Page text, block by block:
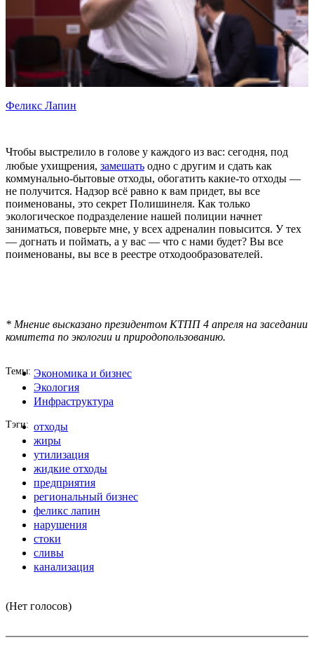
Феликс Лапин
Чтобы выстрелило в голове у каждого из вас: сегодня, под
любые ухищрения, замешать одно с другим и сдать как
коммунально-бытовые отходы, обогатить какие-то отходы —
не получится. Надзор всё равно к вам придет, вы все
поименованы, это секрет Полишинеля. Как только
экологическое подразделение нашей полиции начнет
заниматься, поверьте мне, у всех адреналин повысится. У тех
— догнать и поймать, а у вас — что с нами будет? Вы все
поименованы, вы все в реестре отходообразователей.
* Мнение высказано президентом КТПП 4 апреля на заседании
комитета по экологии и природопользованию.
Темы Экономика и бизнес
Экология
Инфраструктура
Тэги
отходы
жиры
утилизация
жидкие отходы
предприятия
региональный бизнес
феликс лапин
нарушения
стоки
сливы
канализация
(Нет голосов)